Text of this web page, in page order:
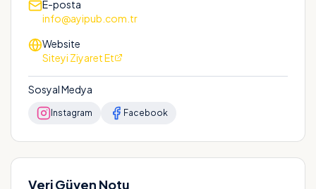
E-posta
info@ayipub.com.tr
Website
Siteyi Ziyaret Et
Sosyal Medya
Instagram Facebook
Veri Güven Notu